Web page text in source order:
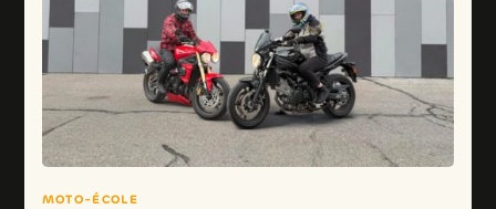
MOTO-ÉCOLE